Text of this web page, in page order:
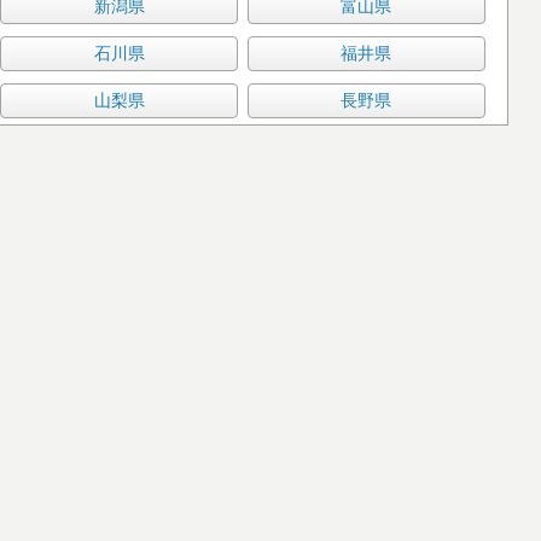
新潟県 富山県
石川県 福井県
山梨県 長野県